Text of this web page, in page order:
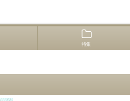
特集